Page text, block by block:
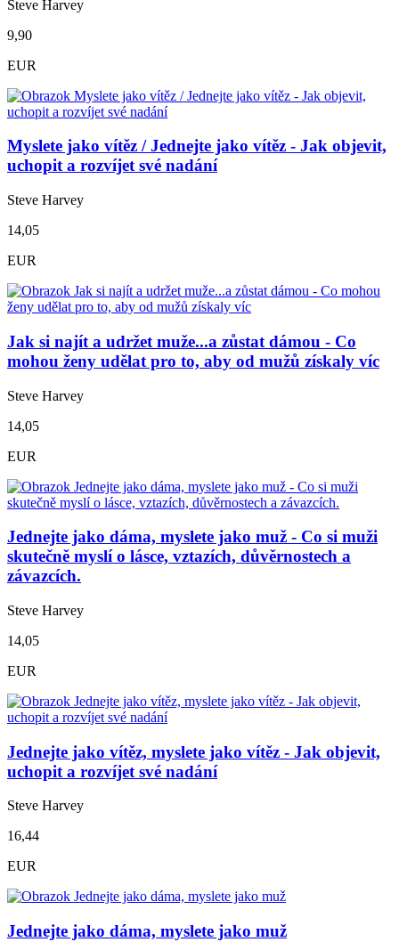
Steve Harvey
9,90
EUR
Myslete jako vítěz / Jednejte jako vítěz - Jak objevit,
uchopit a rozvíjet své nadání
Steve Harvey
14,05
EUR
Jak si najít a udržet muže...a zůstat dámou - Co
mohou ženy udělat pro to, aby od mužů získaly víc
Steve Harvey
14,05
EUR
Jednejte jako dáma, myslete jako muž - Co si muži
skutečně myslí o lásce, vztazích, důvěrnostech a
závazcích.
Steve Harvey
14,05
EUR
Jednejte jako vítěz, myslete jako vítěz - Jak objevit,
uchopit a rozvíjet své nadání
Steve Harvey
16,44
EUR
Jednejte jako dáma, myslete jako muž